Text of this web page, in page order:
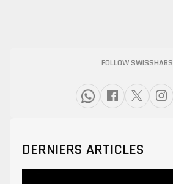
FOLLOW SWISSHABS
DERNIERS ARTICLES